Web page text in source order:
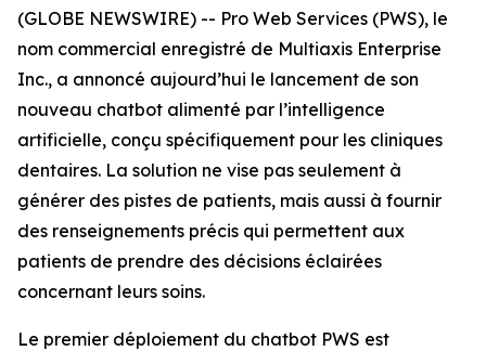
(GLOBE NEWSWIRE) -- Pro Web Services (PWS), le
nom commercial enregistré de Multiaxis Enterprise
Inc., a annoncé aujourd’hui le lancement de son
nouveau chatbot alimenté par l’intelligence
artificielle, conçu spécifiquement pour les cliniques
dentaires. La solution ne vise pas seulement à
générer des pistes de patients, mais aussi à fournir
des renseignements précis qui permettent aux
patients de prendre des décisions éclairées
concernant leurs soins.
Le premier déploiement du chatbot PWS est